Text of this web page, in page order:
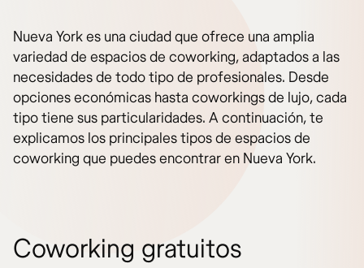
Nueva York es una ciudad que ofrece una amplia
variedad de espacios de coworking, adaptados a las
necesidades de todo tipo de profesionales. Desde
opciones económicas hasta coworkings de lujo, cada
tipo tiene sus particularidades. A continuación, te
explicamos los principales tipos de espacios de
coworking que puedes encontrar en Nueva York.
Coworking gratuitos